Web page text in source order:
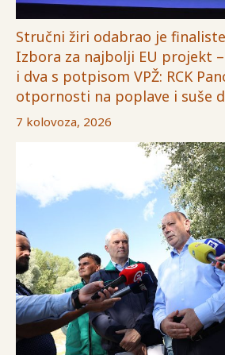
Stručni žiri odabrao je
Izbora za najbolji EU projekt
i dva s potpisom VPŽ: RCK
otpornosti na poplave i suše
7 kolovoza, 2026